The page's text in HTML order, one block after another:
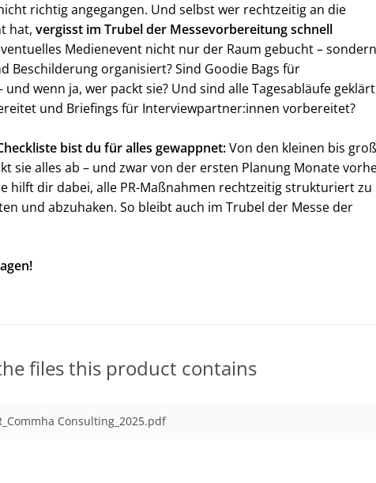
richtig angegangen. Und selbst wer rechtzeitig an die
hat, vergisst im Trubel der Messevorbereitung schnell
Medienevent nicht nur der Raum gebucht – sondern
Beschilderung organisiert? Sind Goodie Bags für
wenn ja, wer packt sie? Und sind alle Tagesabläufe
und Briefings für Interviewpartner:innen vorbereitet?
bist du für alles gewappnet:Von den kleinen bis
sie alles ab – und zwar von der ersten Planung Monate
hilft dir dabei, alle PR-Maßnahmen rechtzeitig strukturiert zu
und abzuhaken. So bleibt auch im Trubel der Messe der
files this product contains
Consulting_2025.pdf